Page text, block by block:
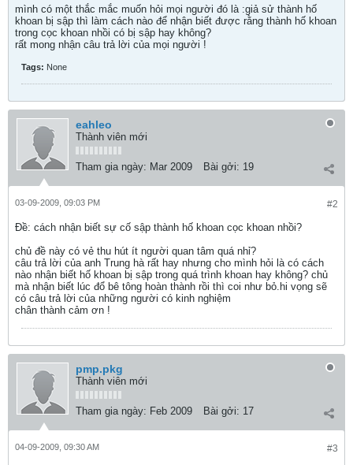
mình có một thắc mắc muốn hỏi mọi người đó là :giả sử thành hố
khoan bị sập thì làm cách nào để nhận biết được rằng thành hố khoan
trong cọc khoan nhồi có bị sập hay không?
rất mong nhận câu trả lời của mọi người !
Tags: None
eahleo
Thành viên mới
Tham gia ngày: Mar 2009 Bài gởi: 19
#2
03-09-2009, 09:03 PM
Ðề: cách nhận biết sự cố sập thành hố khoan cọc khoan nhồi?
chủ đề này có vẻ thu hút ít người quan tâm quá nhỉ?
câu trả lời của anh Trung hà rất hay nhưng cho mình hỏi là có cách
nào nhận biết hố khoan bị sập trong quá trình khoan hay không? chủ
mà nhận biết lúc đổ bê tông hoàn thành rồi thì coi như bỏ.hi vọng sẽ
có câu trả lời của những người có kinh nghiệm
chân thành cảm ơn !
pmp.pkg
Thành viên mới
Tham gia ngày: Feb 2009 Bài gởi: 17
#3
04-09-2009, 09:30 AM